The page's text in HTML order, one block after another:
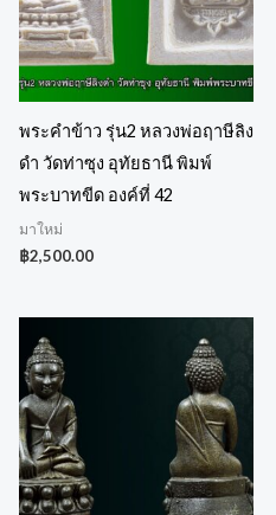
พระคำข้าว รุ่น2 หลวงพ่อฤาษีลิง
ดำ วัดท่าซุง อุทัยธานี พิมพ์
พระบาทขีด องค์ที่ 42
มาใหม่
฿2,500.00